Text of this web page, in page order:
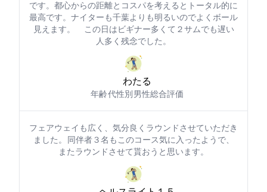
です。都心からの距離とコスパを考えるとトータル的に
最高です。ナイターも千葉よりも明るいのでよくボール
見えます。 この日はビギナー多くて２サムでも遅い
人多く残念でした。
わたる5968
年齢: 40代性別: 男性総合評価: 5
フェアウェイも広く、気分良くラウンドさせていただき
ました。 同伴者３名もこのコース気に入ったようで、
またラウンドさせて貰おうと思います。